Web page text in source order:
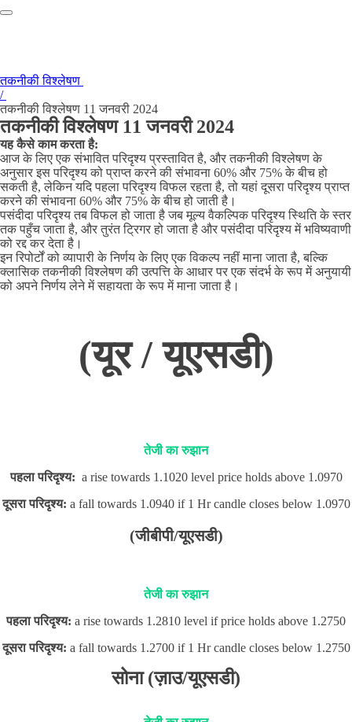
तकनीकी विश्लेषण
/
तकनीकी विश्लेषण 11 जनवरी 2024
तकनीकी विश्लेषण 11 जनवरी 2024
यह कैसे काम करता है:
आज के लिए एक संभावित परिदृश्य प्रस्तावित है, और तकनीकी विश्लेषण के
अनुसार इस परिदृश्य को प्राप्त करने की संभावना 60% और 75% के बीच हो
सकती है, लेकिन यदि पहला परिदृश्य विफल रहता है, तो यहां दूसरा परिदृश्य प्राप्त
करने की संभावना 60% और 75% के बीच हो जाती है।
पसंदीदा परिदृश्य तब विफल हो जाता है जब मूल्य वैकल्पिक परिदृश्य स्थिति के स्तर
तक पहुँच जाता है, और तुरंत ट्रिगर हो जाता है और पसंदीदा परिदृश्य में भविष्यवाणी
को रद्द कर देता है।
इन रिपोर्टों को व्यापारी के निर्णय के लिए एक विकल्प नहीं माना जाता है, बल्कि
क्लासिक तकनीकी विश्लेषण की उत्पत्ति के आधार पर एक संदर्भ के रूप में अनुयायी
को अपने निर्णय लेने में सहायता के रूप में माना जाता है।
(यूर / यूएसडी)
तेजी का रुझान
पहला परिदृश्य: a rise towards 1.1020 level price holds above 1.0970
दूसरा परिदृश्य: a fall towards 1.0940 if 1 Hr candle closes below 1.0970
(जीबीपी/यूएसडी)
तेजी का रुझान
पहला परिदृश्य: a rise towards 1.2810 level if price holds above 1.2750
दूसरा परिदृश्य: a fall towards 1.2700 if 1 Hr candle closes below 1.2750
सोना (ज़ाउ/यूएसडी)